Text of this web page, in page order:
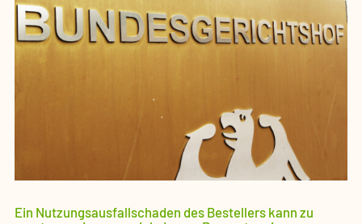
Ein Nutzungsausfallschaden des Bestellers kann zu